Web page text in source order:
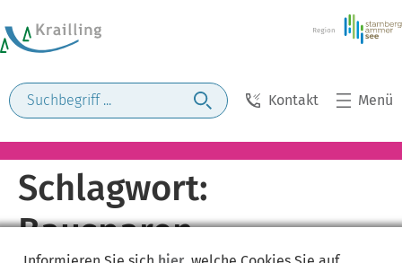
Kontakt Menü
Schlagwort:
Bausparen